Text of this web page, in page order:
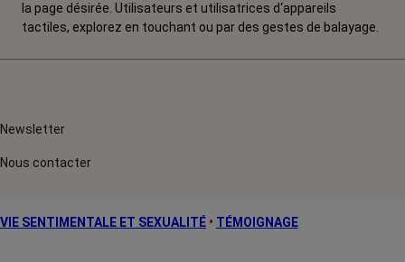
la page désirée. Utilisateurs et utilisatrices d‘appareils
tactiles, explorez en touchant ou par des gestes de balayage.
Newsletter
Nous contacter
VIE SENTIMENTALE ET SEXUALITÉ • TÉMOIGNAGE